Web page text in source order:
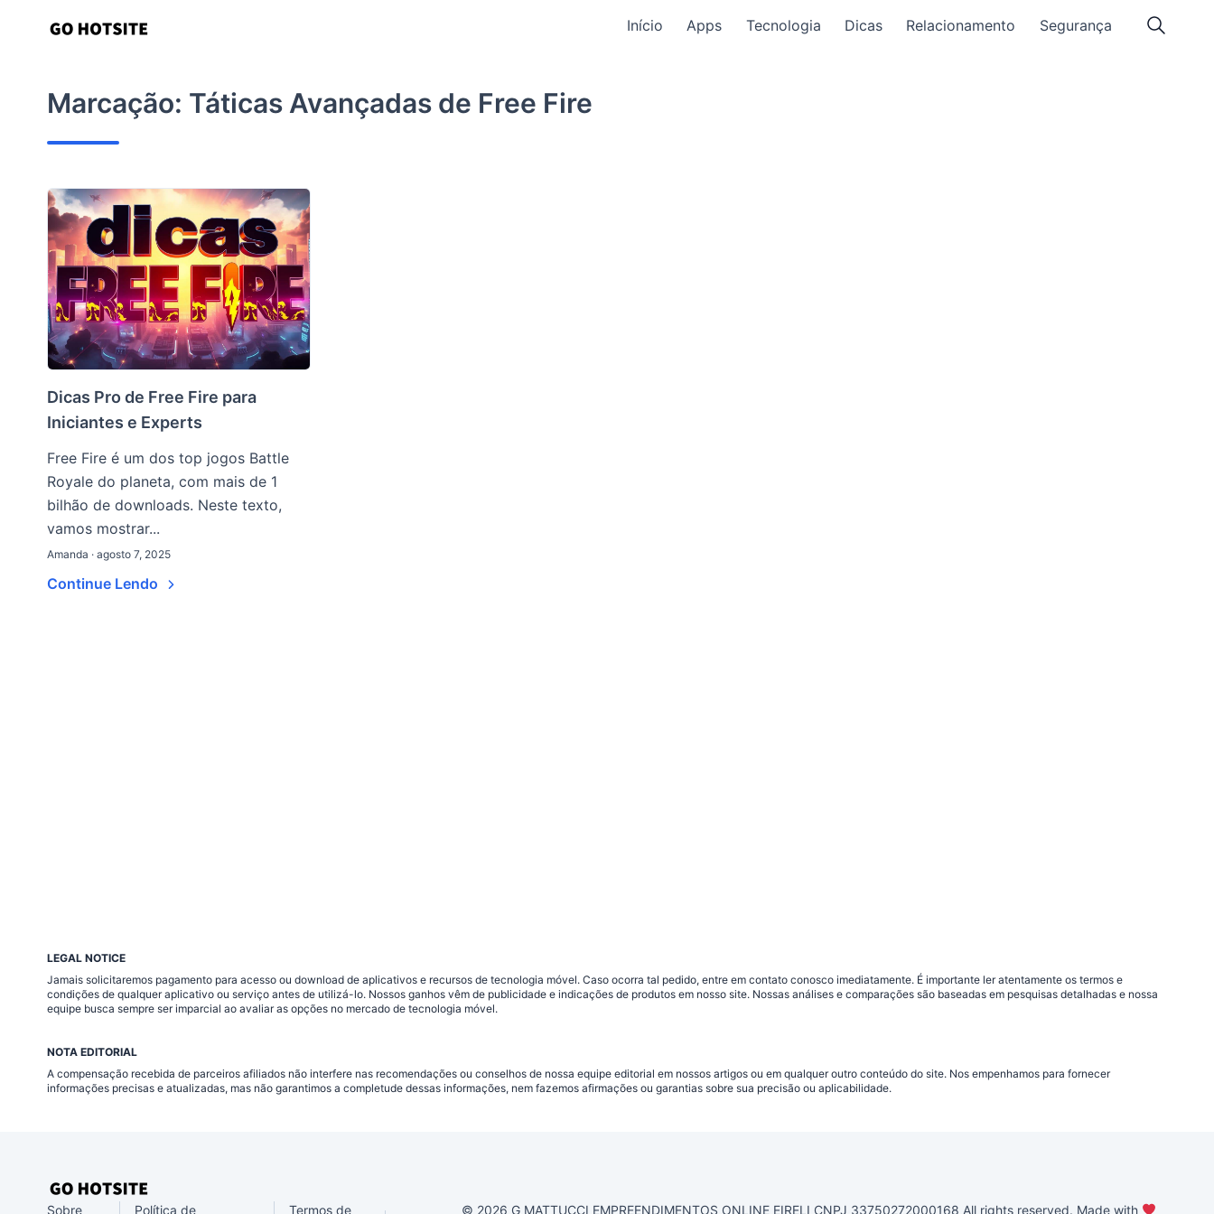
conteúdo
Início Apps Tecnologia Dicas Relacionamento Segurança
Marcação: Táticas Avançadas de Free Fire
Dicas Pro de Free Fire para
Iniciantes e Experts
Free Fire é um dos top jogos Battle
Royale do planeta, com mais de 1
bilhão de downloads. Neste texto,
vamos mostrar...
Amanda · agosto 7, 2025
Continue Lendo
LEGAL NOTICE
Jamais solicitaremos pagamento para acesso ou download de aplicativos e recursos de tecnologia móvel. Caso ocorra tal pedido, entre em contato conosco imediatamente. É importante ler atentamente os termos e
condições de qualquer aplicativo ou serviço antes de utilizá-lo. Nossos ganhos vêm de publicidade e indicações de produtos em nosso site. Nossas análises e comparações são baseadas em pesquisas detalhadas e nossa
equipe busca sempre ser imparcial ao avaliar as opções no mercado de tecnologia móvel.
NOTA EDITORIAL
A compensação recebida de parceiros afiliados não interfere nas recomendações ou conselhos de nossa equipe editorial em nossos artigos ou em qualquer outro conteúdo do site. Nos empenhamos para fornecer
informações precisas e atualizadas, mas não garantimos a completude dessas informações, nem fazemos afirmações ou garantias sobre sua precisão ou aplicabilidade.
Sobre Política de Termos de © 2026 G MATTUCCI EMPREENDIMENTOS ONLINE EIRELI CNPJ 33750272000168 All rights reserved. Made with